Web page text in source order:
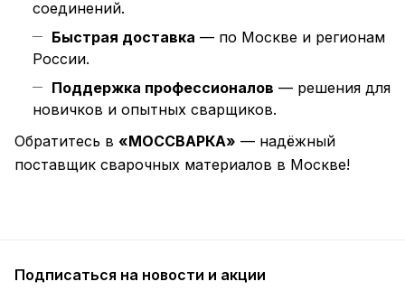
соединений.
Быстрая доставка — по Москве и регионам
России.
Поддержка профессионалов — решения для
новичков и опытных сварщиков.
Обратитесь в «МОССВАРКА» — надёжный
поставщик сварочных материалов в Москве!
Подписаться на новости и акции